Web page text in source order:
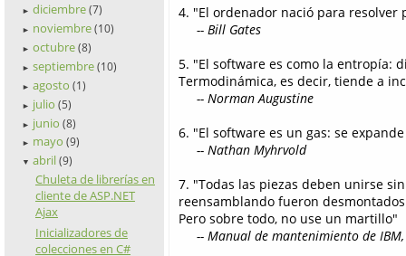
► diciembre (7)
► noviembre (10)
► octubre (8)
► septiembre (10)
► agosto (1)
► julio (5)
► junio (8)
► mayo (9)
▼ abril (9)
Chuleta de librerías en
cliente de ASP.NET
Ajax
Inicializadores de
colecciones en C#
4. "El ordenador nació para
-- Bill Gates
5. "El software es como la entropía:
Termodinámica, es decir, tiende a
-- Norman Augustine
6. "El software es un gas: se
-- Nathan Myhrvold
7. "Todas las piezas deben unirse
reensamblando fueron
Pero sobre todo, no use un martillo"
-- Manual de mantenimiento de